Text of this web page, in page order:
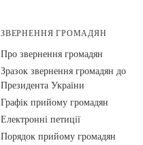
ЗВЕРНЕННЯ ГРОМАДЯН
Про звернення громадян
Зразок звернення громадян до
Президента України
Графік прийому громадян
Електронні петиції
Порядок прийому громадян